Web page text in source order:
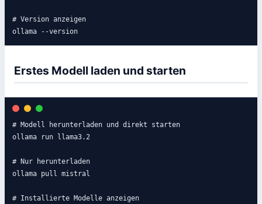
# Version anzeigen
ollama --version
Erstes Modell laden und starten
# Modell herunterladen und direkt starten
ollama run llama3.2
# Nur herunterladen
ollama pull mistral
# Installierte Modelle anzeigen